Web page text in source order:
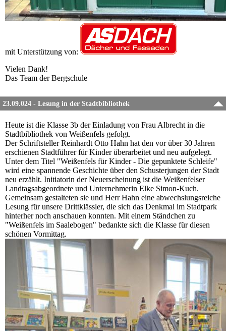
mit Unterstützung von:
Vielen Dank!
Das Team der Bergschule
23.09.024 - Lesung in der Stadtbibliothek
Heute ist die Klasse 3b der Einladung von Frau Albrecht in die
Stadtbibliothek von Weißenfels gefolgt.
Der Schriftsteller Reinhardt Otto Hahn hat den vor über 30 Jahren
erschienen Stadtführer für Kinder überarbeitet und neu aufgelegt.
Unter dem Titel "Weißenfels für Kinder - Die gepunktete Schleife"
wird eine spannende Geschichte über den Schusterjungen der Stadt
neu erzählt. Initiatorin der Neuerscheinung ist die Weißenfelser
Landtagsabgeordnete und Unternehmerin Elke Simon-Kuch.
Gemeinsam gestalteten sie und Herr Hahn eine abwechslungsreiche
Lesung für unsere Drittklässler, die sich das Denkmal im Stadtpark
hinterher noch anschauen konnten. Mit einem Ständchen zu
"Weißenfels im Saalebogen" bedankte sich die Klasse für diesen
schönen Vormittag.